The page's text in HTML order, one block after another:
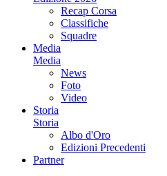
Recap Corsa
Classifiche
Squadre
Media
Media
News
Foto
Video
Storia
Storia
Albo d'Oro
Edizioni Precedenti
Partner